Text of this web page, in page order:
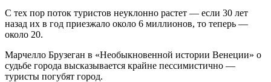
С тех пор поток туристов неуклонно растет — если 30 лет
назад их в год приезжало около 6 миллионов, то теперь —
около 20.
Марчелло Брузеган в «Необыкновенной истории Венеции» о
судьбе города высказывается крайне пессимистично —
туристы погубят город.